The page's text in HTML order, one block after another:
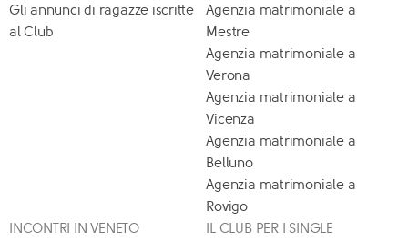
Gli annunci di ragazze iscritte
al Club
Agenzia matrimoniale a
Mestre
Agenzia matrimoniale a
Verona
Agenzia matrimoniale a
Vicenza
Agenzia matrimoniale a
Belluno
Agenzia matrimoniale a
Rovigo
INCONTRI IN VENETO
IL CLUB PER I SINGLE